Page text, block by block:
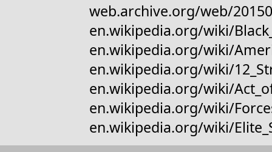
web.archive.org/web/
en.wikipedia.org/wiki/
en.wikipedia.org/wiki/
en.wikipedia.org/wiki/
en.wikipedia.org/wiki/
en.wikipedia.org/wiki/
en.wikipedia.org/wiki/